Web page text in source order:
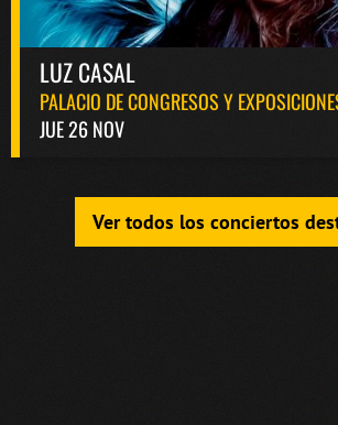
LUZ CASAL
PALACIO DE CONGRESOS Y
JUE 26 NOV
Ver todos los conciertos